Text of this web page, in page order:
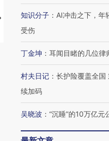
【推广】走进第四届链博
会，让数智科技“链”接产
知识分子 ： AI冲击之下，年
受伤
丁金坤 ： 耳闻目睹的几位律
村夫日记 ： 长护险覆盖全国
续加码
吴晓波 ： “沉睡”的10万亿元